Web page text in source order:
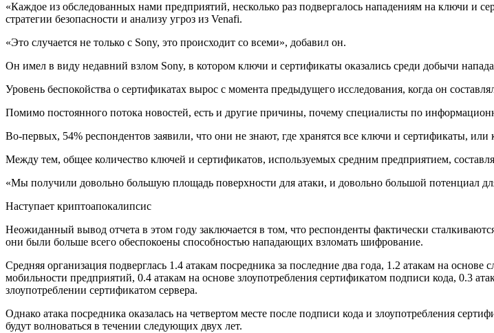
«Каждое из обследованных нами предприятий, несколько раз подвергалось нападениям на ключи и
стратегии безопасности и анализу угроз из Venafi.
«Это случается не только с Sony, это происходит со всеми», добавил он.
Он имел в виду недавний взлом Sony, в котором ключи и сертификаты оказались среди добычи
Уровень беспокойства о сертификатах вырос с момента предыдущего исследования, когда он
Помимо постоянного потока новостей, есть и другие причины, почему специалисты по
Во-первых, 54% респондентов заявили, что они не знают, где хранятся все ключи и сертификаты,
Между тем, общее количество ключей и сертификатов, используемых средним предприятием,
«Мы получили довольно большую площадь поверхности для атаки, и довольно большой потенциал
Наступает криптоапокалипсис
Неожиданный вывод отчета в этом году заключается в том, что респонденты фактически
они были больше всего обеспокоены способностью нападающих взломать шифрование.
Средняя организация подверглась 1.4 атакам посредника за последние два года, 1.2 атакам на
мобильности предприятий, 0.4 атакам на основе злоупотребления сертификатом подписи кода, 0.3
злоупотреблении сертификатом сервера.
Однако атака посредника оказалась на четвертом месте после подписи кода и злоупотребления
будут волноваться в течении следующих двух лет.